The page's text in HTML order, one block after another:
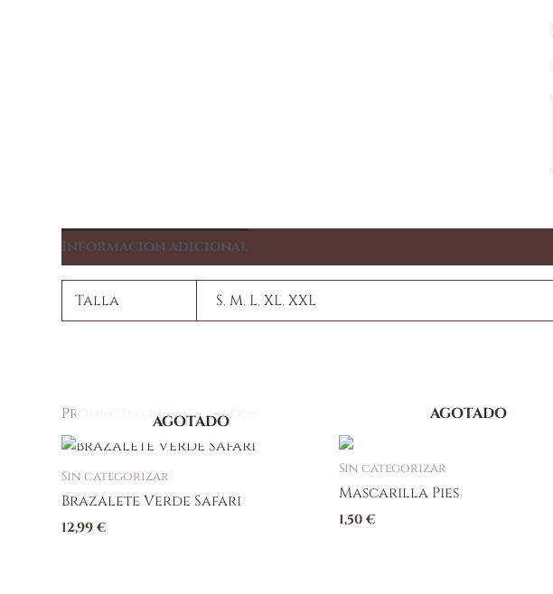
Información adicional
Talla S,M, L,XL,XXL
Productos relacionados
AGOTADO
Sin categorizar
Brazalete Verde Safari
12,99€
AGOTADO
Sin categorizar
Mascarilla Pies
1,50€